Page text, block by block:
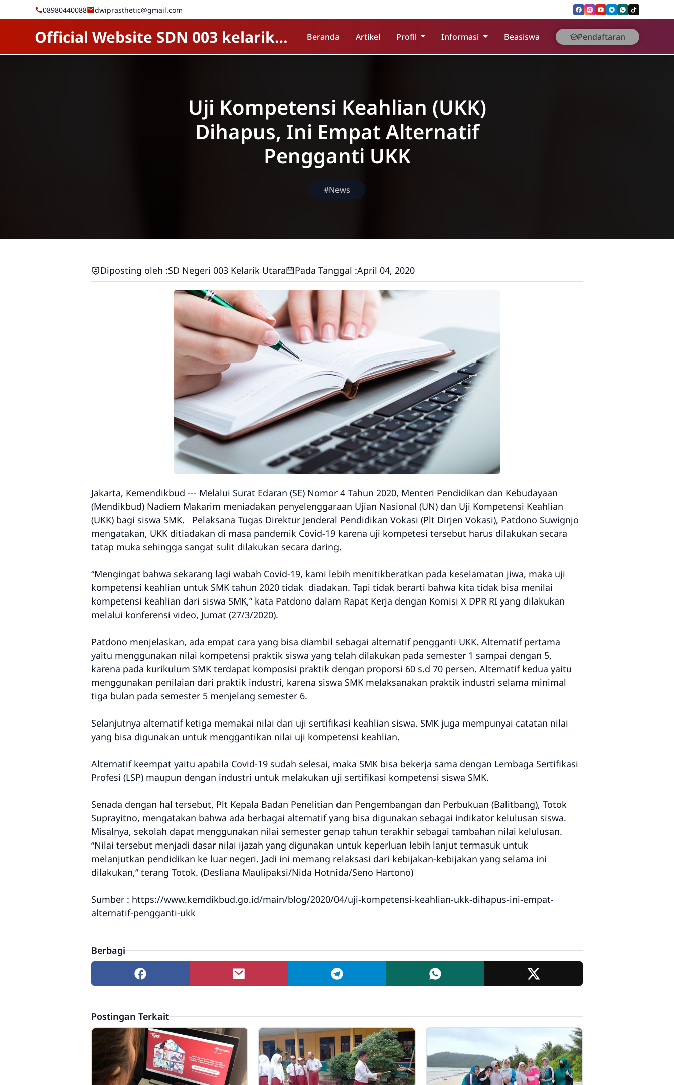
Skip to Content08980440088 dwiprasthetic@gmail.com
Official Website SDN 003 kelarik Utara Beranda Artikel Profil Informasi Beasiswa Pendaftaran
Uji Kompetensi Keahlian (UKK)
Dihapus, Ini Empat Alternatif
Pengganti UKK
#News
Diposting oleh :SD Negeri 003 Kelarik Utara Pada Tanggal :April 04, 2020
Jakarta, Kemendikbud --- Melalui Surat Edaran (SE) Nomor 4 Tahun 2020, Menteri Pendidikan dan Kebudayaan
(Mendikbud) Nadiem Makarim meniadakan penyelenggaraan Ujian Nasional (UN) dan Uji Kompetensi Keahlian
(UKK) bagi siswa SMK. Pelaksana Tugas Direktur Jenderal Pendidikan Vokasi (Plt Dirjen Vokasi), Patdono Suwignjo
mengatakan, UKK ditiadakan di masa pandemik Covid-19 karena uji kompetesi tersebut harus dilakukan secara
tatap muka sehingga sangat sulit dilakukan secara daring.
“Mengingat bahwa sekarang lagi wabah Covid-19, kami lebih menitikberatkan pada keselamatan jiwa, maka uji
kompetensi keahlian untuk SMK tahun 2020 tidak diadakan. Tapi tidak berarti bahwa kita tidak bisa menilai
kompetensi keahlian dari siswa SMK,” kata Patdono dalam Rapat Kerja dengan Komisi X DPR RI yang dilakukan
melalui konferensi video, Jumat (27/3/2020).
Patdono menjelaskan, ada empat cara yang bisa diambil sebagai alternatif pengganti UKK. Alternatif pertama
yaitu menggunakan nilai kompetensi praktik siswa yang telah dilakukan pada semester 1 sampai dengan 5,
karena pada kurikulum SMK terdapat komposisi praktik dengan proporsi 60 s.d 70 persen. Alternatif kedua yaitu
menggunakan penilaian dari praktik industri, karena siswa SMK melaksanakan praktik industri selama minimal
tiga bulan pada semester 5 menjelang semester 6.
Selanjutnya alternatif ketiga memakai nilai dari uji sertifikasi keahlian siswa. SMK juga mempunyai catatan nilai
yang bisa digunakan untuk menggantikan nilai uji kompetensi keahlian.
Alternatif keempat yaitu apabila Covid-19 sudah selesai, maka SMK bisa bekerja sama dengan Lembaga Sertifikasi
Profesi (LSP) maupun dengan industri untuk melakukan uji sertifikasi kompetensi siswa SMK.
Senada dengan hal tersebut, Plt Kepala Badan Penelitian dan Pengembangan dan Perbukuan (Balitbang), Totok
Suprayitno, mengatakan bahwa ada berbagai alternatif yang bisa digunakan sebagai indikator kelulusan siswa.
Misalnya, sekolah dapat menggunakan nilai semester genap tahun terakhir sebagai tambahan nilai kelulusan.
“Nilai tersebut menjadi dasar nilai ijazah yang digunakan untuk keperluan lebih lanjut termasuk untuk
melanjutkan pendidikan ke luar negeri. Jadi ini memang relaksasi dari kebijakan-kebijakan yang selama ini
dilakukan,” terang Totok. (Desliana Maulipaksi/Nida Hotnida/Seno Hartono)
Sumber : https://www.kemdikbud.go.id/main/blog/2020/04/uji-kompetensi-keahlian-ukk-dihapus-ini-empat-
alternatif-pengganti-ukk
Berbagi
Postingan Terkait